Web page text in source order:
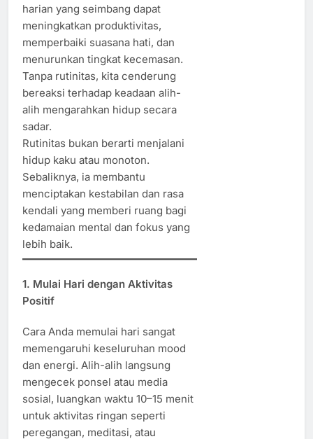
harian yang seimbang dapat
meningkatkan produktivitas,
memperbaiki suasana hati, dan
menurunkan tingkat kecemasan.
Tanpa rutinitas, kita cenderung
bereaksi terhadap keadaan alih-
alih mengarahkan hidup secara
sadar.
Rutinitas bukan berarti menjalani
hidup kaku atau monoton.
Sebaliknya, ia membantu
menciptakan kestabilan dan rasa
kendali yang memberi ruang bagi
kedamaian mental dan fokus yang
lebih baik.
1. Mulai Hari dengan Aktivitas
Positif
Cara Anda memulai hari sangat
memengaruhi keseluruhan mood
dan energi. Alih-alih langsung
mengecek ponsel atau media
sosial, luangkan waktu 10–15 menit
untuk aktivitas ringan seperti
peregangan, meditasi, atau